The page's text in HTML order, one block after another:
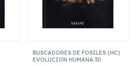
BUSCADORES DE FOSILES (HC)
EVOLUCION HUMANA 30